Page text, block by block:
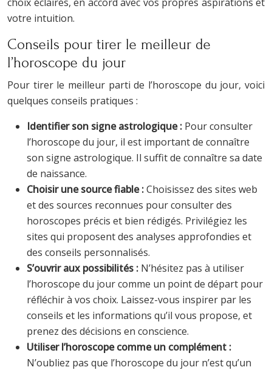
votre intuition.
Conseils pour tirer le meilleur de
l’horoscope du jour
Pour tirer le meilleur parti de l’horoscope du jour, voici
quelques conseils pratiques :
Identifier son signe astrologique : Pour consulter
l’horoscope du jour, il est important de connaître
son signe astrologique. Il suffit de connaître sa date
de naissance.
Choisir une source fiable :Choisissez des sites web
et des sources reconnues pour consulter des
horoscopes précis et bien rédigés. Privilégiez les
sites qui proposent des analyses approfondies et
des conseils personnalisés.
S’ouvrir aux possibilités : N’hésitez pas à utiliser
l’horoscope du jour comme un point de départ pour
réfléchir à vos choix. Laissez-vous inspirer par les
conseils et les informations qu’il vous propose, et
prenez des décisions en conscience.
Utiliser l’horoscope comme un complément :
N’oubliez pas que l’horoscope du jour n’est qu’un